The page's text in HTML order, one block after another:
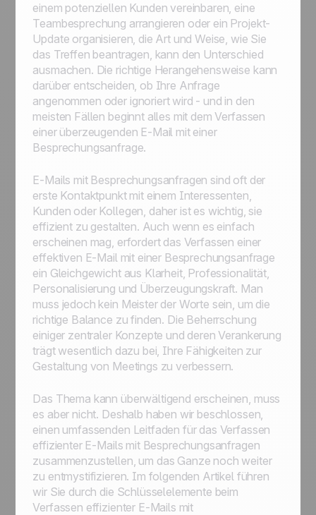
einem potenziellen Kunden vereinbaren, eine
Teambesprechung arrangieren oder ein Projekt-
Update organisieren, die Art und Weise, wie Sie
das Treffen beantragen, kann den Unterschied
ausmachen. Die richtige Herangehensweise kann
darüber entscheiden, ob Ihre Anfrage
angenommen oder ignoriert wird - und in den
meisten Fällen beginnt alles mit dem Verfassen
einer überzeugenden E-Mail mit einer
Besprechungsanfrage.
E-Mails mit Besprechungsanfragen sind oft der
erste Kontaktpunkt mit einem Interessenten,
Kunden oder Kollegen, daher ist es wichtig, sie
effizient zu gestalten. Auch wenn es einfach
erscheinen mag, erfordert das Verfassen einer
effektiven E-Mail mit einer Besprechungsanfrage
ein Gleichgewicht aus Klarheit, Professionalität,
Personalisierung und Überzeugungskraft. Man
muss jedoch kein Meister der Worte sein, um die
richtige Balance zu finden. Die Beherrschung
einiger zentraler Konzepte und deren Verankerung
trägt wesentlich dazu bei, Ihre Fähigkeiten zur
Gestaltung von Meetings zu verbessern.
Das Thema kann überwältigend erscheinen, muss
es aber nicht. Deshalb haben wir beschlossen,
einen umfassenden Leitfaden für das Verfassen
effizienter E-Mails mit Besprechungsanfragen
zusammenzustellen, um das Ganze noch weiter
zu entmystifizieren. Im folgenden Artikel führen
wir Sie durch die Schlüsselelemente beim
Verfassen effizienter E-Mails mit